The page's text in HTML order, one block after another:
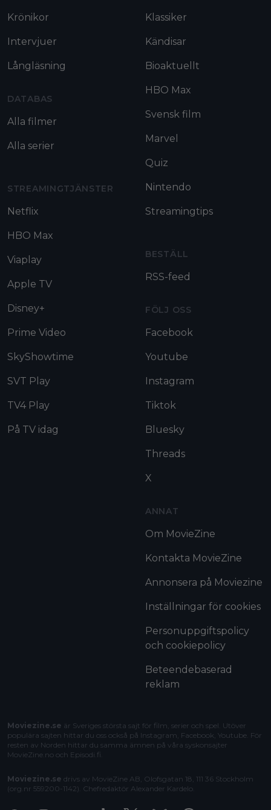
Krönikor
Intervjuer
Långläsning
DATABAS
Alla filmer
Alla serier
STREAMINGTJÄNSTER
Netflix
HBO Max
Viaplay
Apple TV
Disney+
Prime Video
SkyShowtime
SVT Play
TV4 Play
På TV idag
Klassiker
Kändisar
Bioaktuellt
HBO Max
Svensk film
Marvel
Quiz
Nintendo
Streamingtips
BESTÄLL
RSS-feed
FÖLJ OSS
Facebook
Youtube
Instagram
Tiktok
Bluesky
Threads
X
ANNAT
Om MovieZine
Kontakta MovieZine
Annonsera på Moviezine
Inställningar för cookies
Personuppgiftspolicy
och cookiepolicy
Beteendebaserad
reklam
Moviezine.se är Sveriges största sajt för film, serier och spel. Utöver
populära sajten hittar du oss också på Instagram, Facebook, Youtube. För
resten av Norden hittar du samma ämnen på våra syskonsajter
MovieZine.no och Episodi.fi
Moviezine.se drivs av MovieZine AB, Olofsgatan 18, 111 36 Stockholm
(org.nr 559200-1142). Chefredaktör Alexander Kardelo